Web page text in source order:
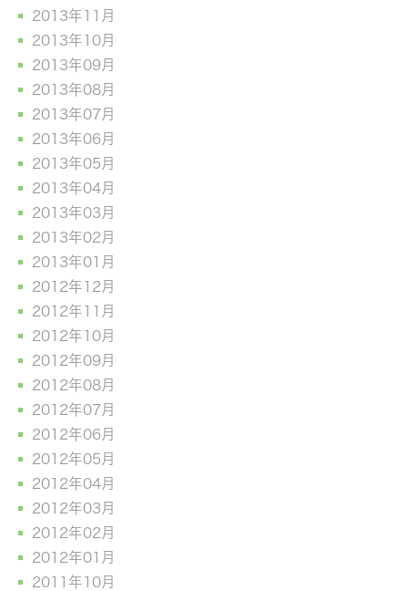
2013年11月
2013年10月
2013年09月
2013年08月
2013年07月
2013年06月
2013年05月
2013年04月
2013年03月
2013年02月
2013年01月
2012年12月
2012年11月
2012年10月
2012年09月
2012年08月
2012年07月
2012年06月
2012年05月
2012年04月
2012年03月
2012年02月
2012年01月
2011年10月